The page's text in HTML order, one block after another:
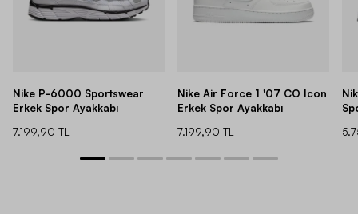
Nike P-6000 Sportswear
Erkek Spor Ayakkabı
7.199,90 TL
Nike Air Force 1 '07 CO Icon
Erkek Spor Ayakkabı
7.199,90 TL